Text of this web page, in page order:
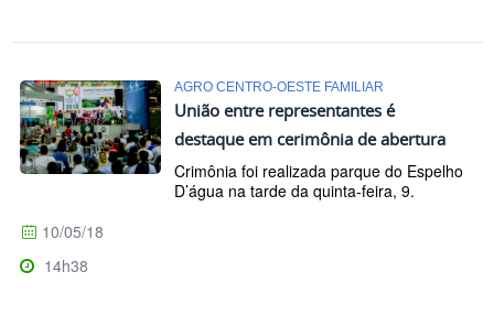
AGRO CENTRO-OESTE FAMILIAR
União entre representantes é
destaque em cerimônia de abertura
Crimônia foi realizada parque do Espelho
D’água na tarde da quinta-feira, 9.
10/05/18
14h38